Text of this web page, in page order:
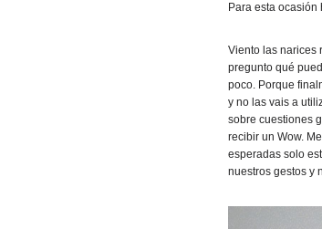
Para esta
Viento las narices
pregunto qué
poco. Porque
y no las vais a
sobre cuestiones
recibir un Wow.
esperadas solo
nuestros gestos y